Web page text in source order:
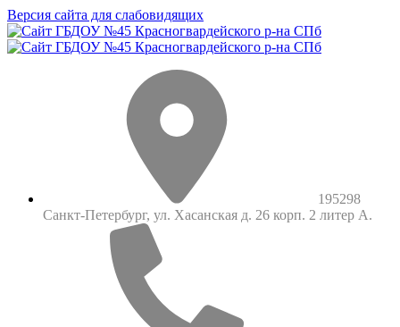
Версия сайта для слабовидящих
195298
Санкт-Петербург, ул. Хасанская д. 26 корп. 2 литер А.